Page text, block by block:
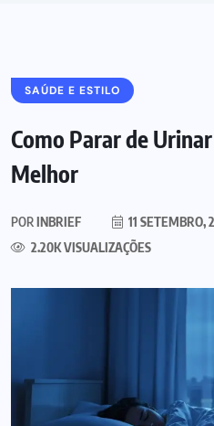
SAÚDE E ESTILO
Como Parar de
Melhor
PORINBRIEF 11 SETEMBRO,
2.20K VISUALIZAÇÕES